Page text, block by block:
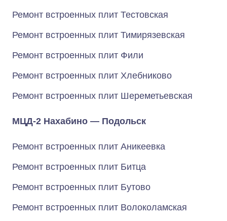
Ремонт встроенных плит Тестовская
Ремонт встроенных плит Тимирязевская
Ремонт встроенных плит Фили
Ремонт встроенных плит Хлебниково
Ремонт встроенных плит Шереметьевская
МЦД-2 Нахабино — Подольск
Ремонт встроенных плит Аникеевка
Ремонт встроенных плит Битца
Ремонт встроенных плит Бутово
Ремонт встроенных плит Волоколамская